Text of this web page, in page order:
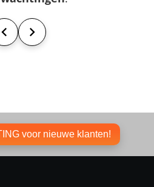
voor nieuwe klanten!